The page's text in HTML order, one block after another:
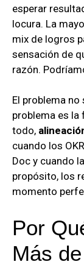
esperar
locura. La
mix de logros
sensación de
razón.
El problema
problema es la
todo,
cuando los
Doc y cuando
propósito, los
momento
Por
Más